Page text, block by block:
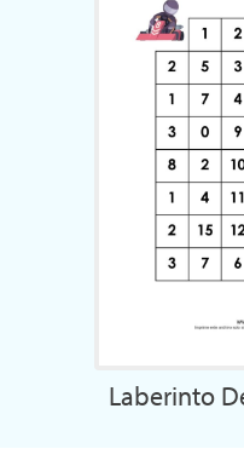
Laberinto